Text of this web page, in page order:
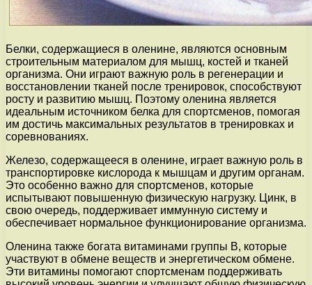
Белки, содержащиеся в оленине, являются основным
строительным материалом для мышц, костей и тканей
организма. Они играют важную роль в регенерации и
восстановлении тканей после тренировок, способствуют
росту и развитию мышц. Поэтому оленина является
идеальным источником белка для спортсменов, помогая
им достичь максимальных результатов в тренировках и
соревнованиях.
Железо, содержащееся в оленине, играет важную роль в
транспортировке кислорода к мышцам и другим органам.
Это особенно важно для спортсменов, которые
испытывают повышенную физическую нагрузку. Цинк, в
свою очередь, поддерживает иммунную систему и
обеспечивает нормальное функционирование организма.
Оленина также богата витаминами группы В, которые
участвуют в обмене веществ и энергетическом обмене.
Эти витамины помогают спортсменам поддерживать